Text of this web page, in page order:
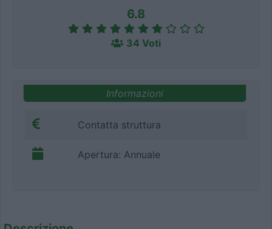
6.8
34 Voti
Informazioni
Contatta struttura
Apertura: Annuale